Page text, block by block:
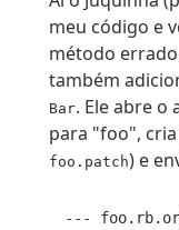
meu código e
método
também
Bar. Ele abre o
para "foo",
foo.patch) e
---